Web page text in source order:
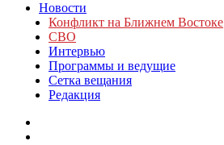
Новости
Конфликт на Ближнем Востоке
СВО
Интервью
Программы и ведущие
Сетка вещания
Редакция